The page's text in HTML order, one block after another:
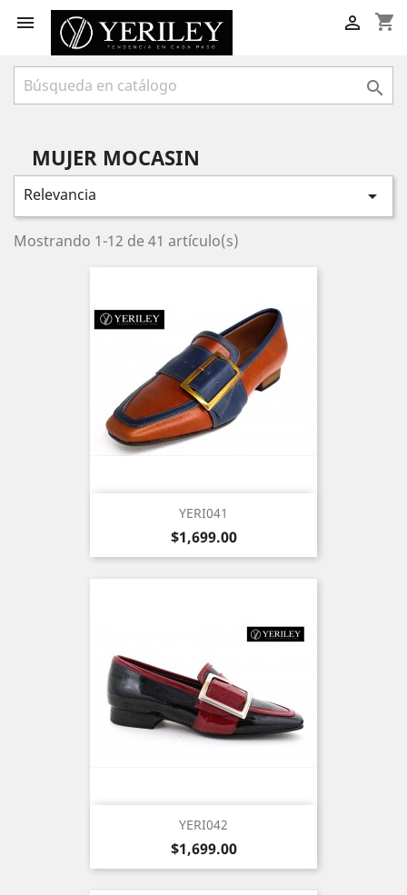
 shopping_cart


MUJER MOCASIN
Relevancia 
Mostrando 1-12 de 41 artículo(s)
YERI041
Precio
$1,699.00
YERI042
Precio
$1,699.00